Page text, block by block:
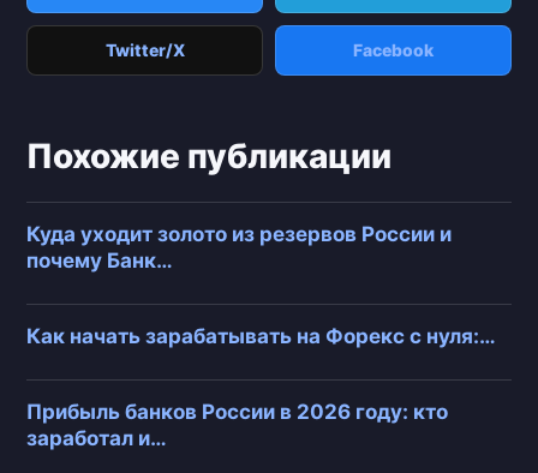
Twitter/X Facebook
Похожие публикации
Куда уходит золото из резервов России и
почему Банк…
Как начать зарабатывать на Форекс с нуля:…
Прибыль банков России в 2026 году: кто
заработал и…